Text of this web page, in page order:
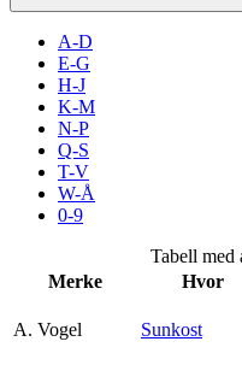
Inspirasjon
Søk
Praktisk informasjon
Ledige stillinger
A-D
E-G
H-J
K-M
N-P
Q-S
T-V
W-Å
0-9
Tabell med
Merke
Hvor
A. Vogel Sunkost